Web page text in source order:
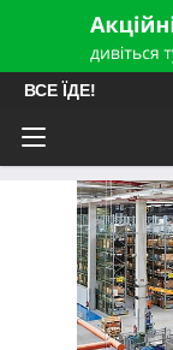
ВСЕ ЇДЕ!